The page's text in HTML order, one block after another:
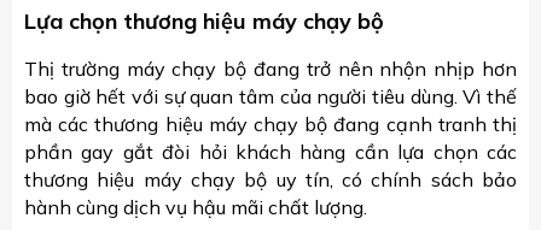
Lựa chọn thương hiệu máy chạy bộ
Thị trường máy chạy bộ đang trở nên nhộn nhịp hơn
bao giờ hết với sự quan tâm của người tiêu dùng. Vì thế
mà các thương hiệu máy chạy bộ đang cạnh tranh thị
phần gay gắt đòi hỏi khách hàng cần lựa chọn các
thương hiệu máy chạy bộ uy tín, có chính sách bảo
hành cùng dịch vụ hậu mãi chất lượng.